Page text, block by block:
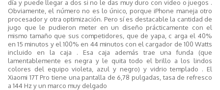
día y puede llegar a dos si no le das muy duro con video o juegos .
Obviamente, el número no es lo único, porque iPhone maneja otro
procesador y otra optimización. Pero sí es destacable la cantidad de
jugo que le pudieron meter en un diseño prácticamente con el
mismo tamaño que sus competidores, que de yapa, c arga el 40%
en 15 minutos y el 100% en 44 minutos con el cargador de 100 Watts
incluido en la caja . Esa caja además trae una funda (que
lamentablemente es negra y le quita todo el brillo a los lindos
colores del equipo violeta, azul y negro) y vidrio templado . El
Xiaomi 17T Pro tiene una pantalla de 6,78 pulgadas, tasa de refresco
a 144 Hz y un marco muy delgado